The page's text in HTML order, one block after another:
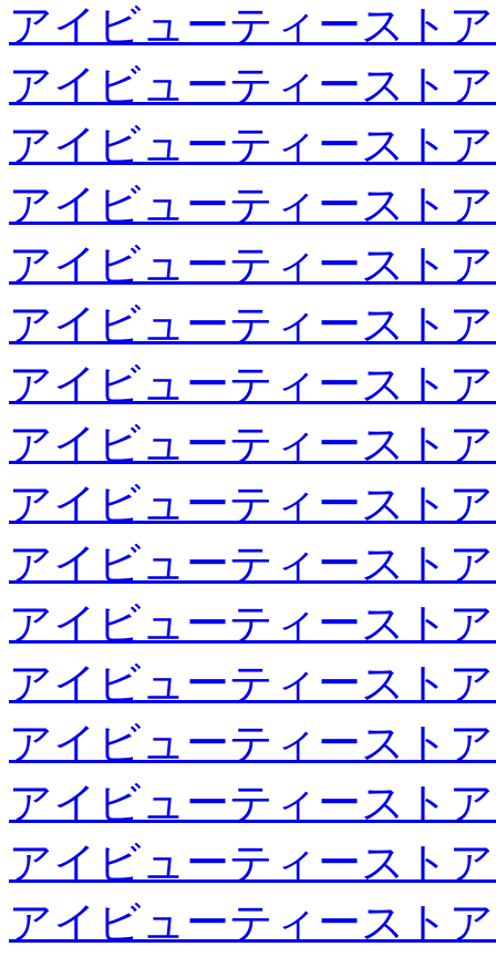
アイビューティースト
アイビューティースト
アイビューティースト
アイビューティースト
アイビューティースト
アイビューティースト
アイビューティースト
アイビューティースト
アイビューティースト
アイビューティースト
アイビューティースト
アイビューティースト
アイビューティースト
アイビューティースト
アイビューティースト
アイビューティースト